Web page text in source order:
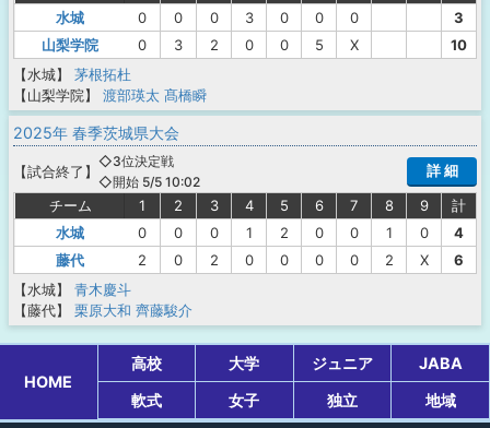
水城
0 0 0 3 0 0 0
3
山梨学院
0 3 2 0 0 5 X
10
【水城】
茅根拓杜
【山梨学院】
渡部瑛太 髙橋瞬
2025年 春季茨城県大会
【試合終了 】
◇3位決定戦
◇開始 5/5 10:02
詳 細
チーム 1 2 3 4 5 6 7 8 9
計
水城
0 0 0 1 2 0 0 1 0
4
藤代
2 0 2 0 0 0 0 2 X
6
【水城】
青木慶斗
【藤代】
栗原大和 齊藤駿介
HOME
高校 大学 ジュニア
JABA
軟式
女子 独立 地域